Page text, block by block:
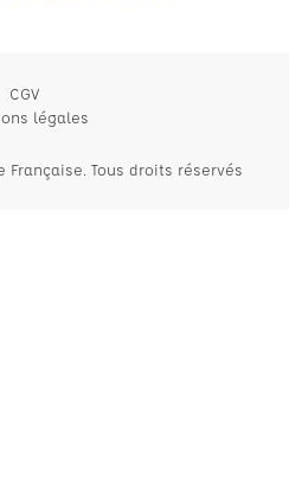
CGV
légales
Tous droits réservés